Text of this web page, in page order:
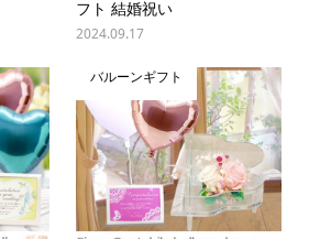
フト 結婚祝い
2024.09.17
バルーンギフト